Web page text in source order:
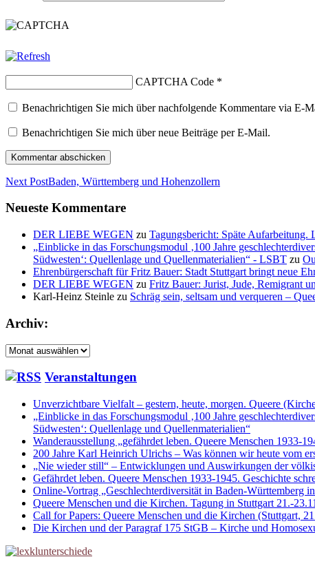
CAPTCHA Code *
Benachrichtigen Sie mich über nachfolgende Kommentare via E-
Benachrichtigen Sie mich über neue Beiträge per E-Mail.
Next PostBaden, Württemberg und Hohenzollern
Neueste Kommentare
DER LIEBE WEGEN zu Tagungsbericht: Späte
„Einblicke in das Forschungsmodul ‚100 Jahre
Südwesten‘: Quellenlage und Quellenmaterialien“ - LSBT zu
Ehrenbürgerschaft für Fritz Bauer: Stadt Stuttgart bringt neue
DER LIEBE WEGEN zu Fritz Bauer: Jurist, Jude, Remigrant
Karl-Heinz Steinle zu Schräg sein, seltsam und verqueren –
Archiv:
Archiv:
Veranstaltungen
Unverzichtbare Vielfalt – gestern, heute, morgen. Queere
„Einblicke in das Forschungsmodul ‚100 Jahre
Südwesten‘: Quellenlage und Quellenmaterialien“
Wanderausstellung „gefährdet leben. Queere Menschen 1933-
200 Jahre Karl Heinrich Ulrichs – Was können wir heute vom
„Nie wieder still“ – Entwicklungen und Auswirkungen der
Gefährdet leben. Queere Menschen 1933-1945. Geschichte
Online-Vortrag „Geschlechterdiversität in Baden-Württemberg
Queere Menschen und die Kirchen. Tagung in Stuttgart 21.-
Call for Papers: Queere Menschen und die Kirchen (Stuttgart,
Die Kirchen und der Paragraf 175 StGB – Kirche und